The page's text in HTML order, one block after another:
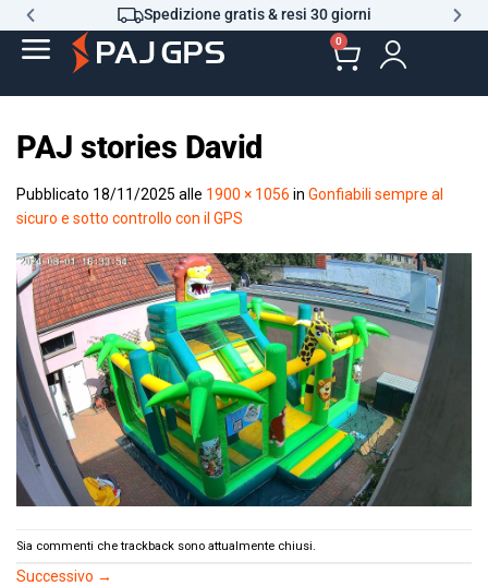
Spedizione gratis & resi 30 giorni
0
PAJ stories David
Pubblicato 18/11/2025 alle 1900 × 1056 in Gonfiabili sempre al
sicuro e sotto controllo con il GPS
Sia commenti che trackback sono attualmente chiusi.
Successivo →